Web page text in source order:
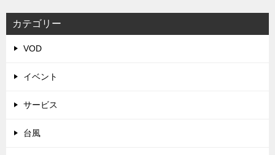
カテゴリー
VOD
イベント
サービス
台風